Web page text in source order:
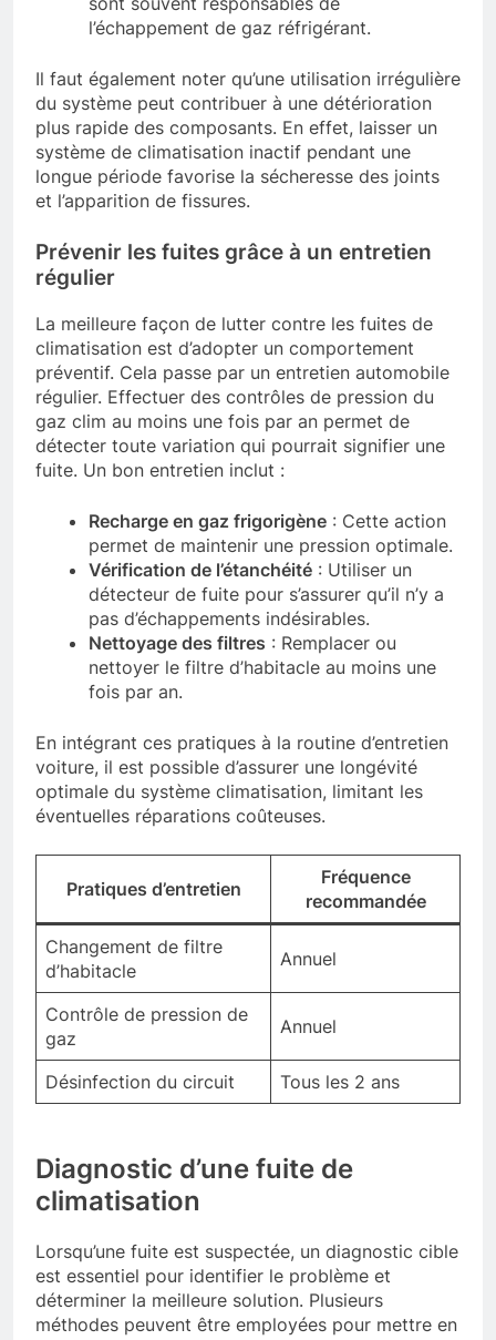
l’échappement de gaz réfrigérant.
Il faut également noter qu’une utilisation irrégulière
du système peut contribuer à une détérioration
plus rapide des composants. En effet, laisser un
système de climatisation inactif pendant une
longue période favorise la sécheresse des joints
et l’apparition de fissures.
Prévenir les fuites grâce à un entretien
régulier
La meilleure façon de lutter contre les fuites de
climatisation est d’adopter un comportement
préventif. Cela passe par un entretien automobile
régulier. Effectuer des contrôles de pression du
gaz clim au moins une fois par an permet de
détecter toute variation qui pourrait signifier une
fuite. Un bon entretien inclut :
Recharge en gaz frigorigène : Cette action
permet de maintenir une pression optimale.
Vérification de l’étanchéité : Utiliser un
détecteur de fuite pour s’assurer qu’il n’y a
pas d’échappements indésirables.
Nettoyage des filtres : Remplacer ou
nettoyer le filtre d’habitacle au moins une
fois par an.
En intégrant ces pratiques à la routine d’entretien
voiture, il est possible d’assurer une longévité
optimale du système climatisation, limitant les
éventuelles réparations coûteuses.
Pratiques d’entretien
Fréquence
recommandée
Changement de filtre
d’habitacle
Annuel
Contrôle de pression de
gaz
Annuel
Désinfection du circuit Tous les 2 ans
Diagnostic d’une fuite de
climatisation
Lorsqu’une fuite est suspectée, un diagnostic cible
est essentiel pour identifier le problème et
déterminer la meilleure solution. Plusieurs
méthodes peuvent être employées pour mettre en